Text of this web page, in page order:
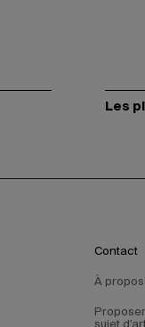
Les
Contact
À